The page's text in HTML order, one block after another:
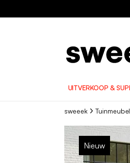
UITVERKOOP &
sweeek
Nieuw